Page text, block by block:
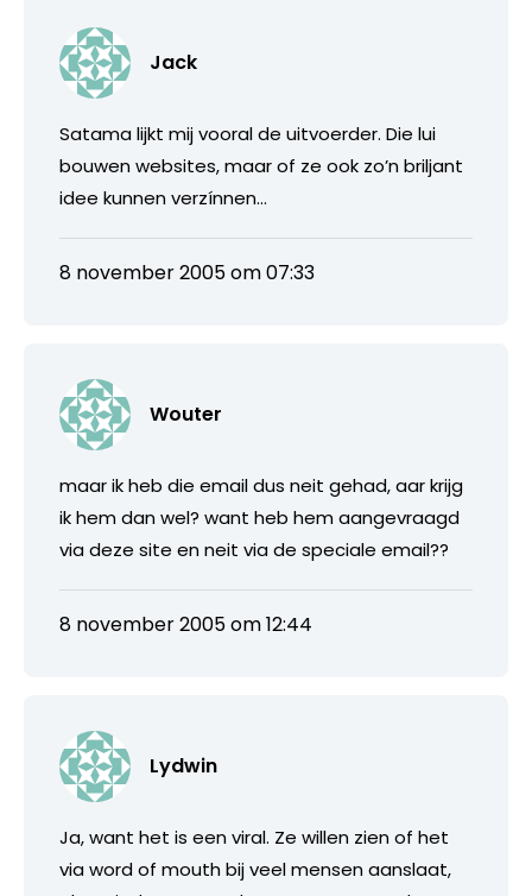
Jack
Satama lijkt mij vooral de uitvoerder. Die lui
bouwen websites, maar of ze ook zo’n briljant
idee kunnen verzínnen…
8 november 2005 om 07:33
Wouter
maar ik heb die email dus neit gehad, aar krijg
ik hem dan wel? want heb hem aangevraagd
via deze site en neit via de speciale email??
8 november 2005 om 12:44
Lydwin
Ja, want het is een viral. Ze willen zien of het
via word of mouth bij veel mensen aanslaat,